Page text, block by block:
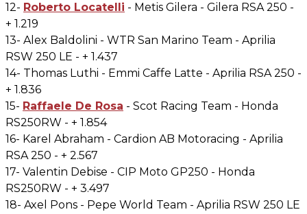
12- Roberto Locatelli - Metis Gilera - Gilera RSA 250 -
+ 1.219
13- Alex Baldolini - WTR San Marino Team - Aprilia
RSW 250 LE - + 1.437
14- Thomas Luthi - Emmi Caffe Latte - Aprilia RSA 250 -
+ 1.836
15- Raffaele De Rosa - Scot Racing Team - Honda
RS250RW - + 1.854
16- Karel Abraham - Cardion AB Motoracing - Aprilia
RSA 250 - + 2.567
17- Valentin Debise - CIP Moto GP250 - Honda
RS250RW - + 3.497
18- Axel Pons - Pepe World Team - Aprilia RSW 250 LE